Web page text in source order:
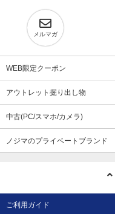
メルマガ
WEB限定クーポン
アウトレット掘り出し物
中古(PC/スマホ/カメラ)
ノジマのプライベートブランド
ご利用ガイド